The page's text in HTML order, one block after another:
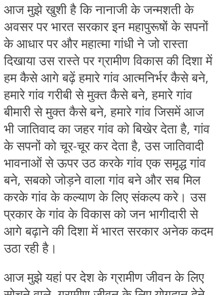
आज मुझे खुशी है कि नानाजी के जन्‍मशती के
अवसर पर भारत सरकार इन महापुरूषों के सपनों
के आधार पर और महात्‍मा गांधी ने जो रास्‍ता
दिखाया उस रास्‍ते पर ग्रामीण विकास की दिशा में
हम कैसे आगे बढ़ें हमारे गांव आत्‍मनिर्भर कैसे बने,
हमारे गांव गरीबी से मुक्‍त कैसे बने, हमारे गांव
बीमारी से मुक्‍त कैसे बने, हमारे गांव जिसमें आज
भी जातिवाद का जहर गांव को बिखेर देता है, गांव
के सपनों को चूर-चूर कर देता है, उस जातिवादी
भावनाओं से ऊपर उठ करके गांव एक समृद्ध गांव
बने, सबको जोड़ने वाला गांव बने और सब मिल
करके गांव के कल्‍याण के लिए संकल्‍प करे। उस
प्रकार के गांव के विकास को जन भागीदारी से
आगे बढ़ाने की दिशा में भारत सरकार अनेक कदम
उठा रही है।
आज मुझे यहां पर देश के ग्रामीण जीवन के लिए